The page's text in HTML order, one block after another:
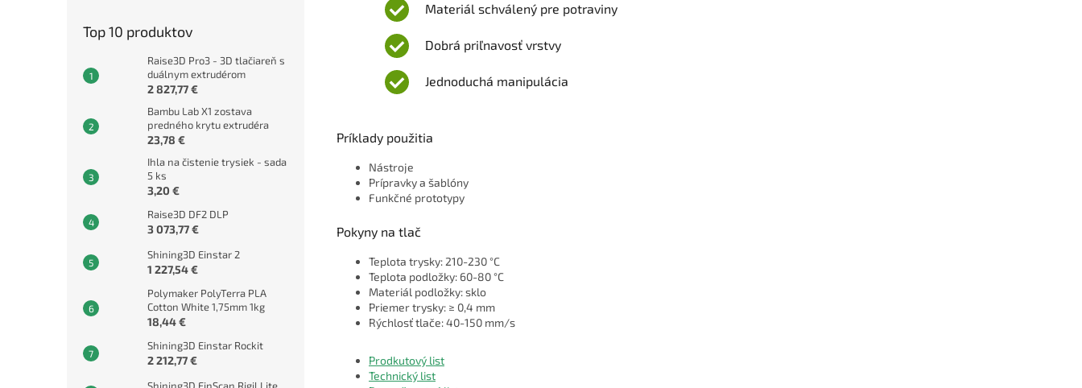
Top 10 produktov
Raise3D Pro3 - 3D tlačiareň s
duálnym extrudérom
2 827,77 €
Bambu Lab X1 zostava
predného krytu extrudéra
23,78 €
Ihla na čistenie trysiek - sada
5 ks
3,20 €
Raise3D DF2 DLP
3 073,77 €
Shining3D Einstar 2
1 227,54 €
Polymaker PolyTerra PLA
Cotton White 1,75mm 1kg
18,44 €
Shining3D Einstar Rockit
2 212,77 €
Materiál schválený pre potraviny
Dobrá priľnavosť vrstvy
Jednoduchá manipulácia
Príklady použitia
Nástroje
Prípravky a šablóny
Funkčné prototypy
Pokyny na tlač
Teplota trysky: 210-230 °C
Teplota podložky: 60-80 °C
Materiál podložky: sklo
Priemer trysky: ≥ 0,4 mm
Rýchlosť tlače: 40-150 mm/s
Prodkutový list
Technický list